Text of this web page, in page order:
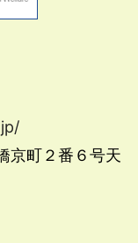
京町２番６号天